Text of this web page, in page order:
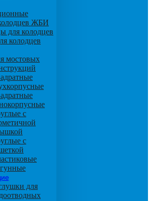
ЖБИ
для колодцев
колодцев
мостовых
с
с
для